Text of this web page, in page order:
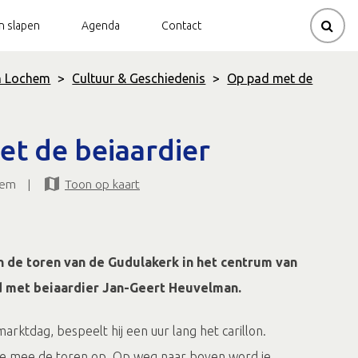
Oorlog, Bevrijding & Verzet
Duurzaamheid |
Zelfontplooiing | Levensgeluk
Themaroutes Staring in
Almen
Themaroutes Tweede
slapen Agenda Contact
Lochem > Cultuur & Geschiedenis >
Op pad met de
de beiaardier
| Toon op kaart
de toren van de Gudulakerk in het centrum van
met beiaardier Jan-Geert Heuvelman.
bespeelt hij een uur lang het carillon.